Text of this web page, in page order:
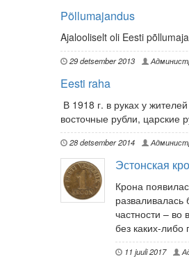
Põllumajandus
Ajalooliselt oli Eesti
29 detsember 2013
Eesti raha
В 1918 г. в руках у
восточные рубли, царские
28 detsember 2014
Эстонская
Крона
частности –
без каких-
11 juuli 2017